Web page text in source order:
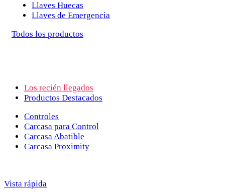
Llaves Huecas
Llaves de Emergencia
Todos los productos
Los recién llegados
Productos Destacados
Controles
Carcasa para Control
Carcasa Abatible
Carcasa Proximity
Vista rápida